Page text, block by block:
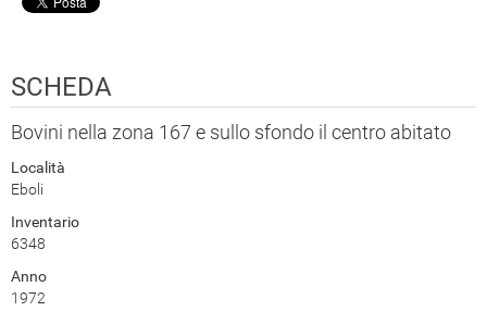
SCHEDA
Bovini nella zona 167 e sullo sfondo il centro abitato
Località
Eboli
Inventario
6348
Anno
1972